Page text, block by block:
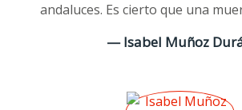
andaluces. Es cierto que una
— Isabel Muñoz